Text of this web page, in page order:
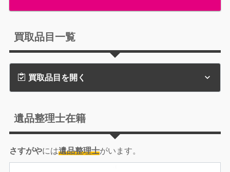
買取品目一覧
買取品目を開く
遺品整理士在籍
さすがやには遺品整理士がいます。